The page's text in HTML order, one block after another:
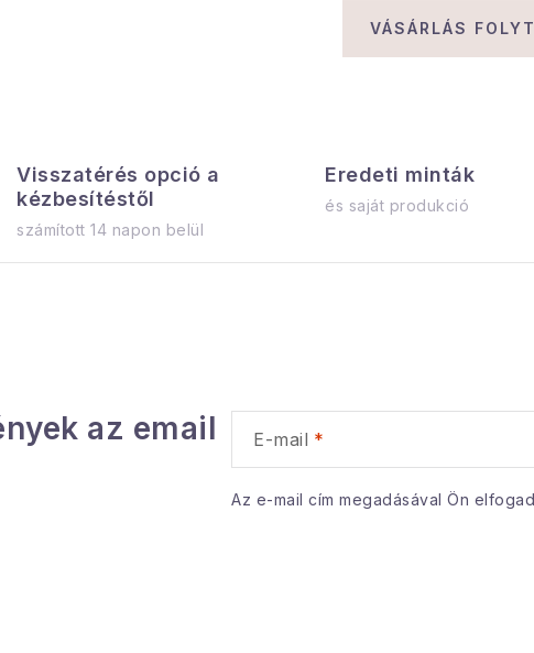
VÁSÁRLÁS
Visszatérés opció a
kézbesítéstől
számított 14 napon belül
Eredeti minták
és saját produkció
az email
E-mail
Az e-mail cím megadásával Ön